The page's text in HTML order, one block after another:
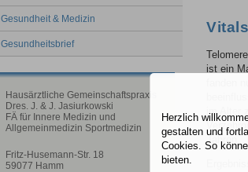
Gesundheit & Medizin
Gesundheitsbrief
Hausärztliche Gemeinschaftspraxis
Dres. J. & J. Jasiurkowski
FÄ für Innere Medizin und
Allgemeinmedizin Sportmedizin
Fritz-Husemann-Str. 18
59077 Hamm
ist ein
fanden
im Alter
Jahren.
Herzlich
gestalten und
Cookies. So
bieten.